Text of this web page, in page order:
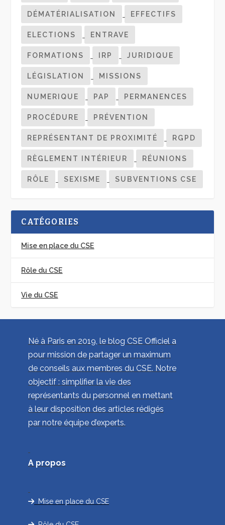
DÉMATÉRIALISATION EFFECTIFS
ELECTIONS ENTRAVE
FORMATIONS IRP JURIDIQUE
LÉGISLATION MISSIONS
NUMERIQUE PAP PERMANENCES
PROCÉDURE PRÉVENTION
REPRÉSENTANT DE PROXIMITÉ RGPD
RÈGLEMENT INTÉRIEUR RÉUNIONS
RÔLE SEXISME SUBVENTIONS CSE
CATÉGORIES
Mise en place du CSE
Rôle du CSE
Vie du CSE
Né à Paris en 2019, le blog CSE Officiel a
pour mission de partager un maximum
de conseils aux membres du CSE. Notre
objectif : simplifier la vie des
représentants du personnel en mettant
à leur disposition des articles rédigés
par notre équipe d’experts.
A propos
Mise en place du CSE